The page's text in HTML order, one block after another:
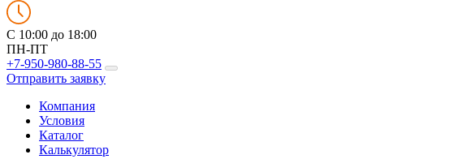
C 10:00 до 18:00
ПН-ПТ
+7-950-980-88-55
Отправить заявку
Компания
Условия
Каталог
Калькулятор